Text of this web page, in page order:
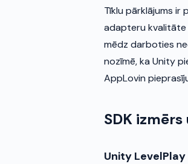
Tīklu pārklājums ir
adapteru kvalitāte
mēdz darboties
nozīmē, ka Unity
AppLovin
SDK
Unity LevelPlay